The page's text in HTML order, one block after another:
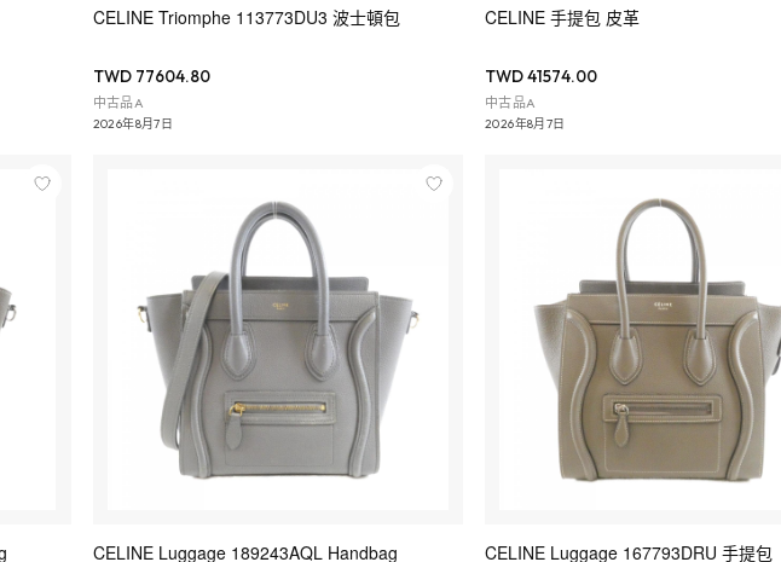
CELINE Triomphe 113773DU3 波士頓包
TWD 77604.80
中古品A
2026年8月7日
CELINE 手提包 皮革
TWD 41574.00
中古品A
2026年8月7日
CELINE Luggage 189243AQL Handbag CELINE Luggage 167793DRU 手提包